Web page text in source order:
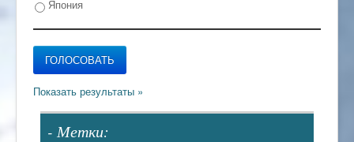
Япония
- Метки: